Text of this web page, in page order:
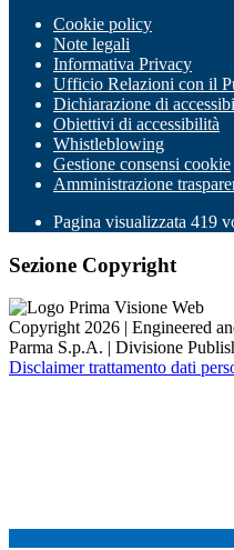
Cookie policy
Note legali
Informativa Privacy
Ufficio Relazioni con il
Dichiarazione di
Obiettivi di accessibilità
Whistleblowing
Gestione consensi cookie
Amministrazione
Pagina visualizzata 419
Sezione Copyright
Copyright 2026 | Engineered
Parma S.p.A. | Divisione
Disclaimer trattamento dati